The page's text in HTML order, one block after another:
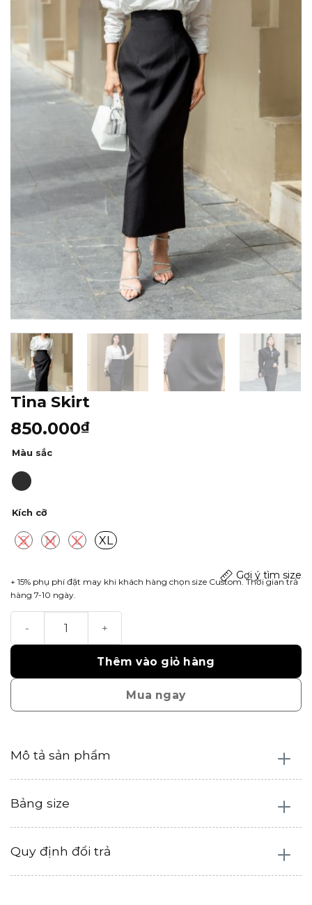
Tina Skirt
850.000₫
Màu sắc
Kích cỡ
S M L XL
+ 15% phụ phí đặt may khi khách hàng chọn size Custom. Thời gian trả
hàng 7-10 ngày.
Gợi ý tìm size
Thêm vào giỏ hàng
Mua ngay
Mô tả sản phẩm
Bảng size
Quy định đổi trả